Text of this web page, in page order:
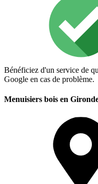
Bénéficiez d'un service de
Google en cas de problème.
Menuisiers bois en